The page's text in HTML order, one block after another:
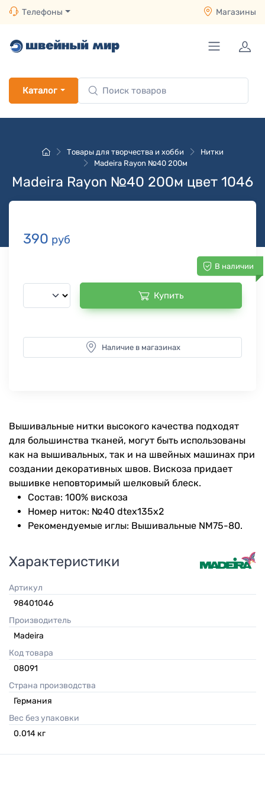
Телефоны Магазины
Каталог
Товары для творчества и хобби
Нитки
Madeira Rayon №40 200м
Madeira Rayon №40 200м цвет 1046
390 руб
В наличии
Купить
Наличие в магазинах
Вышивальные нитки высокого качества подходят
для большинства тканей, могут быть использованы
как на вышивальных, так и на швейных машинах при
создании декоративных швов. Вискоза придает
вышивке неповторимый шелковый блеск.
Состав: 100% вискоза
Номер ниток: №40 dtex135x2
Рекомендуемые иглы: Вышивальные NM75-80.
Характеристики
Артикул
98401046
Производитель
Madeira
Код товара
08091
Страна производства
Германия
Вес без упаковки
0.014 кг